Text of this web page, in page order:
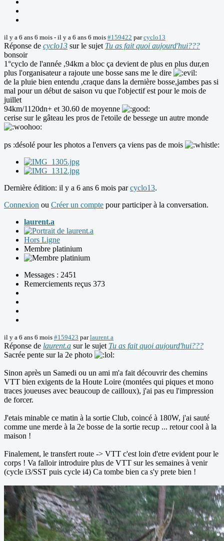
il y a 6 ans 6 mois - il y a 6 ans 6 mois #159422 parcyclo13
Réponse de cyclo13 sur le sujet Tu as fait quoi aujourd'hui???
bonsoir
1°cyclo de l'année ,94km a bloc ça devient de plus en plus dur,en
plus l'organisateur a rajoute une bosse sans me le dire
de la pluie bien entendu ,craque dans la dernière bosse,jambes pas si
mal pour un début de saison vu que l'objectif est pour le mois de
juillet
94km/1120dn+ et 30.60 de moyenne
cerise sur le gâteau les pros de l'etoile de bessege un autre monde
ps :désolé pour les photos a l'envers ça viens pas de mois
Dernière édition: il y a 6 ans 6 mois parcyclo13.
Connexion ou Créer un compte pour participer à la conversation.
laurent.a
Hors Ligne
Membre platinium
Messages : 2451
Remerciements reçus 373
il y a 6 ans 6 mois #159423 parlaurent.a
Réponse de laurent.a sur le sujet Tu as fait quoi aujourd'hui???
Sacrée pente sur la 2e photo
Sinon après un Samedi ou un ami m'a fait découvrir des chemins
VTT bien exigents de la Houte Loire (montées qui piques et mono
traces joueuses avec beaucoup de cailloux), j'ai pas eu l'impression
de forcer.
J'etais minable ce matin à la sortie Club, coincé à 180W, j'ai sauté
comme une merde à la 2e bosse de la sortie recup ... retour cool à la
maison !
Finalement, le transfert route -> VTT c'est loin d'etre evident pour le
corps ! Va falloir introduire plus de VTT sur les semaines à venir
(cycle i3/SST puis cycle i4) Ca tombe bien ca s'y prete bien !